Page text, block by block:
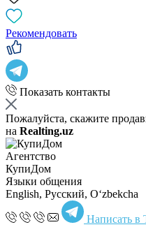
Рекомендовать
Показать контакты
Пожалуйста, скажите
на Realting.uz
Агентство
КупиДом
Языки общения
English, Русский, Oʻzbekcha
Написать в